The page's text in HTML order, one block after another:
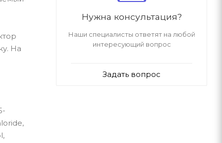
На
Нужна консультация?
Наши специалисты ответят на любой
интересующий вопрос
Задать вопрос